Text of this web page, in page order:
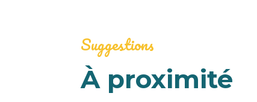
Suggestions
À proximité